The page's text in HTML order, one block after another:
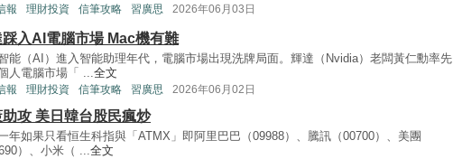
報 理財投資 信筆攻略 習廣思 2026年06月03日
入AI電腦市場 Mac機有難
能（AI）進入智能助理年代，電腦市場出現洗牌局面。輝達（Nvidia）老闆黃仁勳率先
人電腦市場「 ... 全文
報 理財投資 信筆攻略 習廣思 2026年06月02日
攻 美日韓台股民瘋炒
年如果只看恒生科指與「ATMX」即阿里巴巴（09988）、騰訊（00700）、美團
）、小米（ ... 全文